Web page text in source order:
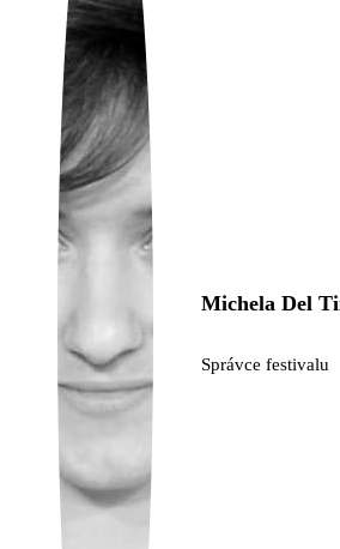
Portuguese
Ukrainian
Michela Del
Správce festivalu